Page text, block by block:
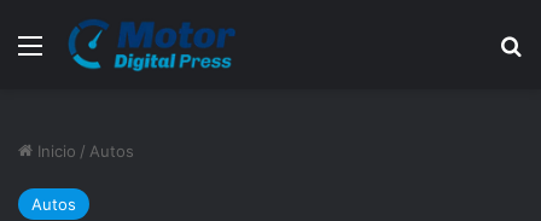
Menú
Inicio / Autos
Autos